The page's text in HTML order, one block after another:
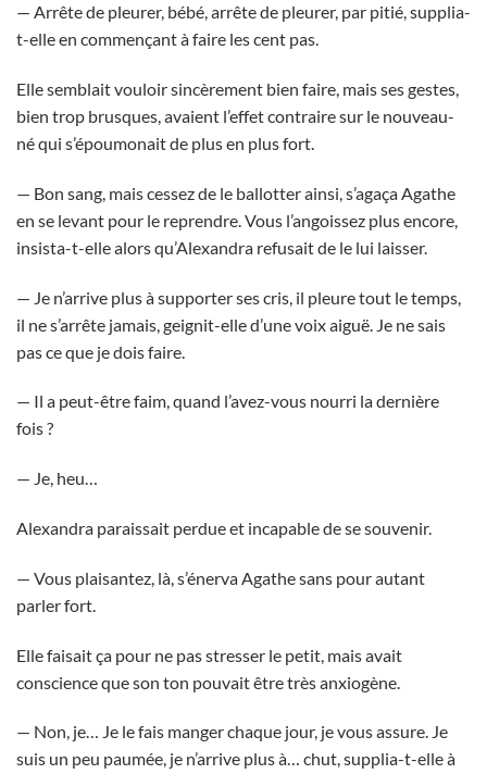
— Arrête de pleurer, bébé, arrête de pleurer, par pitié, supplia-
t-elle en commençant à faire les cent pas.
Elle semblait vouloir sincèrement bien faire, mais ses gestes,
bien trop brusques, avaient l’effet contraire sur le nouveau-
né qui s’époumonait de plus en plus fort.
— Bon sang, mais cessez de le ballotter ainsi, s’agaça Agathe
en se levant pour le reprendre. Vous l’angoissez plus encore,
insista-t-elle alors qu’Alexandra refusait de le lui laisser.
— Je n’arrive plus à supporter ses cris, il pleure tout le temps,
il ne s’arrête jamais, geignit-elle d’une voix aiguë. Je ne sais
pas ce que je dois faire.
— Il a peut-être faim, quand l’avez-vous nourri la dernière
fois ?
— Je, heu…
Alexandra paraissait perdue et incapable de se souvenir.
— Vous plaisantez, là, s’énerva Agathe sans pour autant
parler fort.
Elle faisait ça pour ne pas stresser le petit, mais avait
conscience que son ton pouvait être très anxiogène.
— Non, je… Je le fais manger chaque jour, je vous assure. Je
suis un peu paumée, je n’arrive plus à… chut, supplia-t-elle à